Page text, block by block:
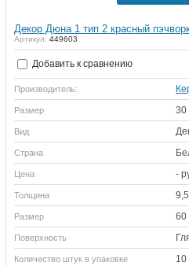
Декор Дюна 1 тип 2 красный
Артикул: 449603
Добавить к сравнению
Производитель:
Размер 30
Вид
Страна
Цена -
Толщина
Размер 60
Поверхность
Количество штук в упаковке 10